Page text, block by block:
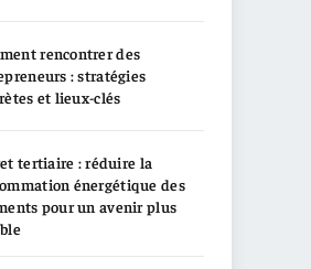
rencontrer des
: stratégies
et lieux-clés
tertiaire : réduire la
énergétique des
pour un avenir plus